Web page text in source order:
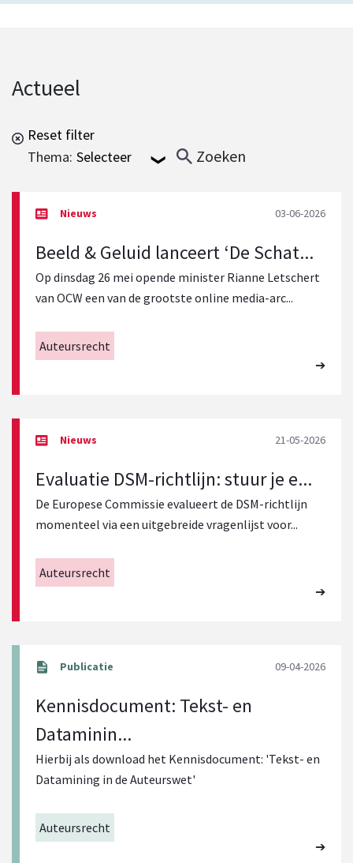
Actueel
Reset filter
Thema:
Zoeken
03-06-2026
Beeld & Geluid lanceert ‘De Schat...
Op dinsdag 26 mei opende minister Rianne Letschert
van OCW een van de grootste online media-arc...
Auteursrecht
21-05-2026
Evaluatie DSM-richtlijn: stuur je e...
De Europese Commissie evalueert de DSM-richtlijn
momenteel via een uitgebreide vragenlijst voor...
Auteursrecht
09-04-2026
Kennisdocument: Tekst- en
Dataminin...
Hierbij als download het Kennisdocument: 'Tekst- en
Datamining in de Auteurswet'
Auteursrecht